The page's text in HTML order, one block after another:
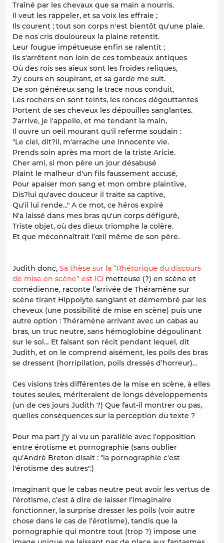
Traîné par les chevaux que sa main a nourris.
Il veut les rappeler, et sa voix les effraie ;
Ils courent ; tout son corps n'est bientôt qu'une plaie.
De nos cris douloureux la plaine retentit.
Leur fougue impétueuse enfin se ralentit ;
Ils s'arrêtent non loin de ces tombeaux antiques
Où des rois ses aïeux sont les froides reliques,
J'y cours en soupirant, et sa garde me suit.
De son généreux sang la trace nous conduit,
Les rochers en sont teints, les ronces dégouttantes
Portent de ses cheveux les dépouilles sanglantes.
J'arrive, je l'appelle, et me tendant la main,
Il ouvre un oeil mourant qu'il referme soudain :
"Le ciel, dit?il, m'arrache une innocente vie.
Prends soin après ma mort de la triste Aricie.
Cher ami, si mon père un jour désabusé
Plaint le malheur d'un fils faussement accusé,
Pour apaiser mon sang et mon ombre plaintive,
Dis?lui qu'avec douceur il traite sa captive,
Qu'il lui rende..." A ce mot, ce héros expiré
N'a laissé dans mes bras qu'un corps défiguré,
Triste objet, où des dieux triomphe la colère.
Et que méconnaîtrait l’œil même de son père.
Judith donc, Sa thèse sur la “Rhétorique du discours
de mise en scène” est ICI metteuse (?) en scène et
comédienne, raconte l’arrivée de Théramène sur
scène tirant Hippolyte sanglant et démembré par les
cheveux (une possibilité de mise en scène) puis une
autre option : Théramène arrivant avec un cabas au
bras, un truc neutre, sans hémoglobine dégoulinant
sur le sol… Et faisant son récit pendant lequel, dit
Judith, et on le comprend aisément, les poils des bras
se dressent (horripilation, poils dressés d’horreur)…
Ces visions très différentes de la mise en scène, à elles
toutes seules, mériteraient de longs développements
(un de ces jours Judith ?) Que faut-il montrer ou pas,
quelles conséquences sur la perception du texte ?
Pour ma part j’y ai vu un parallèle avec l’opposition
entre érotisme et pornographie (sans oublier
qu’André Breton disait : "la pornographie c'est
l'érotisme des autres".)
Imaginant que le cabas neutre peut avoir les vertus de
l’érotisme, c’est à dire de laisser l’imaginaire
fonctionner, la surprise dresser les poils (voir autre
chose dans le cas de l’érotisme), tandis que la
pornographie qui montre tout (trop ?) impose une